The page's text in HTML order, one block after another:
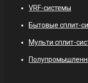
VRF-системы
Бытовые сплит-
Мульти сплит-